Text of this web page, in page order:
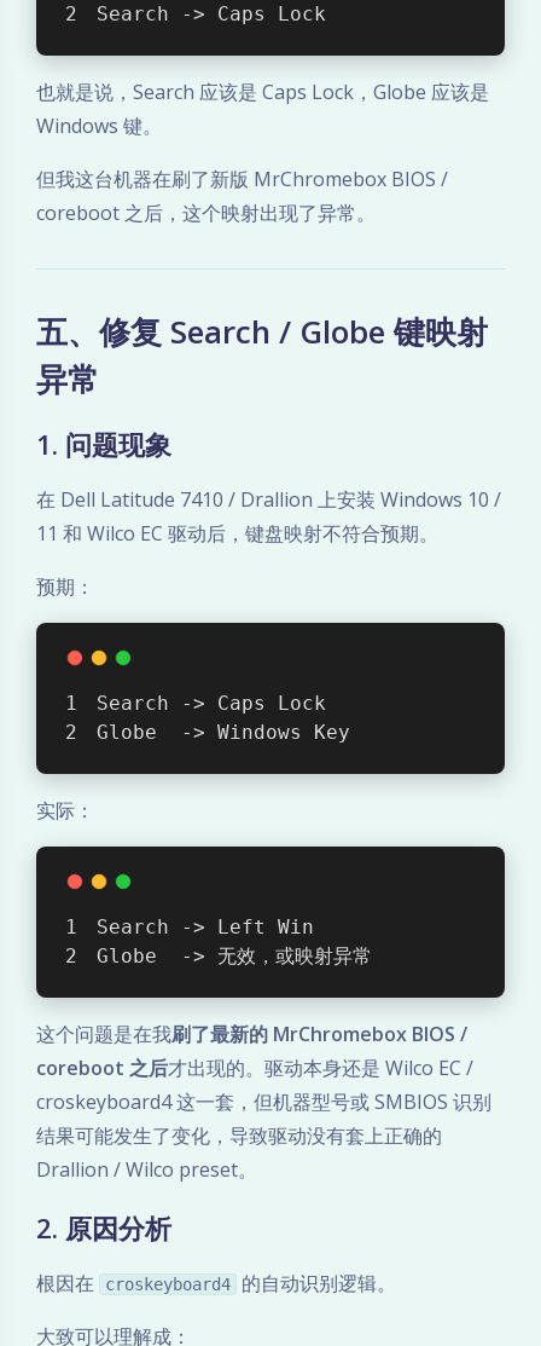
Search -> Caps Lock
也就是说，Search 应该是 Caps Lock，Globe 应该是
Windows 键。
但我这台机器在刷了新版 MrChromebox BIOS /
coreboot 之后，这个映射出现了异常。
五、修复 Search / Globe 键映射
异常
1. 问题现象
在 Dell Latitude 7410 / Drallion 上安装 Windows 10 /
11 和 Wilco EC 驱动后，键盘映射不符合预期。
预期：
Search -> Caps Lock
Globe  -> Windows Key
实际：
Search -> Left Win
Globe  -> 无效，或映射异常
这个问题是在我刷了最新的 MrChromebox BIOS /
coreboot 之后才出现的。驱动本身还是 Wilco EC /
croskeyboard4 这一套，但机器型号或 SMBIOS 识别
结果可能发生了变化，导致驱动没有套上正确的
Drallion / Wilco preset。
2. 原因分析
根因在 croskeyboard4
的自动识别逻辑。
大致可以理解成：